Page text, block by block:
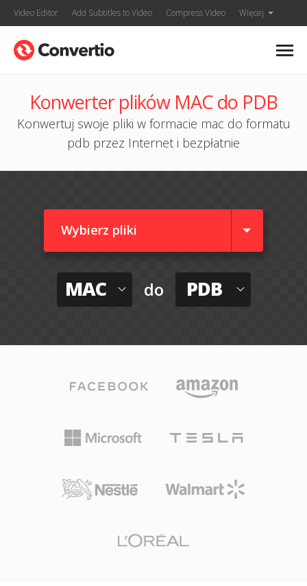
Video Editor Add Subtitles to Video Compress Video Więcej
Konwerter plików MAC do PDB
Konwertuj swoje pliki w formacie mac do formatu
pdb przez Internet i bezpłatnie
Wybierz pliki
MAC do PDB